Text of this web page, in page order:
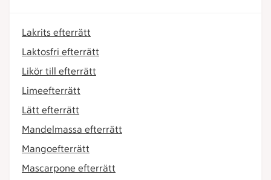
Lakrits efterrätt
Laktosfri efterrätt
Likör till efterrätt
Limeefterrätt
Lätt efterrätt
Mandelmassa efterrätt
Mangoefterrätt
Mascarpone efterrätt